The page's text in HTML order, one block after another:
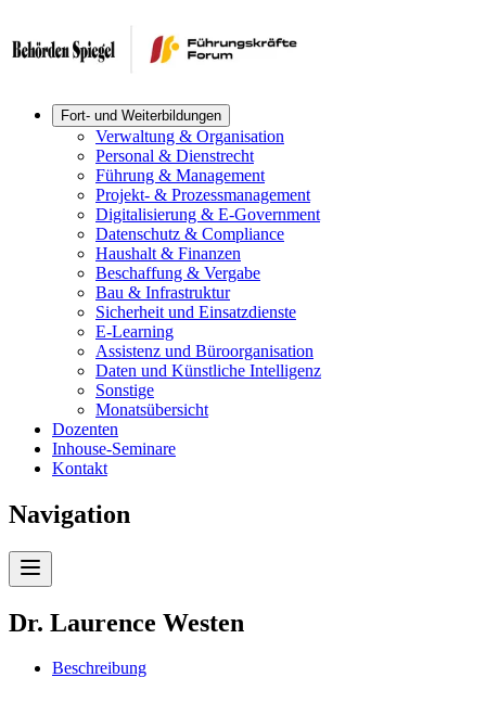
Fort- und Weiterbildungen
Verwaltung & Organisation
Personal & Dienstrecht
Führung & Management
Projekt- & Prozessmanagement
Digitalisierung & E-Government
Datenschutz & Compliance
Haushalt & Finanzen
Beschaffung & Vergabe
Bau & Infrastruktur
Sicherheit und Einsatzdienste
E-Learning
Assistenz und Büroorganisation
Daten und Künstliche Intelligenz
Sonstige
Monatsübersicht
Dozenten
Inhouse-Seminare
Kontakt
Navigation
Dr. Laurence Westen
Beschreibung